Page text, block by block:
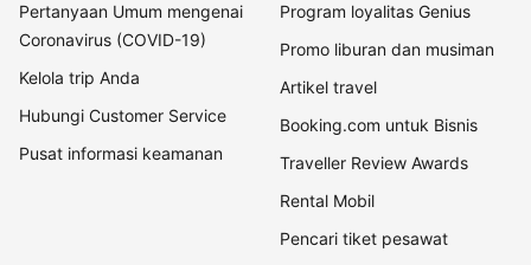
Pertanyaan Umum mengenai
Coronavirus (COVID-19)
Kelola trip Anda
Hubungi Customer Service
Pusat informasi keamanan
Program loyalitas Genius
Promo liburan dan musiman
Artikel travel
Booking.com untuk Bisnis
Traveller Review Awards
Rental Mobil
Pencari tiket pesawat